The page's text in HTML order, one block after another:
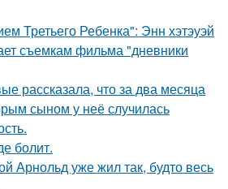
Третьего Ребенка": Энн хэтэуэй
съемкам фильма "дневники
рассказала, что за два месяца
сыном у неё случилась
болит.
Арнольд уже жил так, будто весь